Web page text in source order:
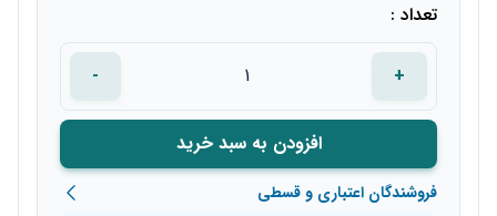
تعداد :
+
-
افزودن به سبد خرید
فروشندگان اعتباری و قسطی